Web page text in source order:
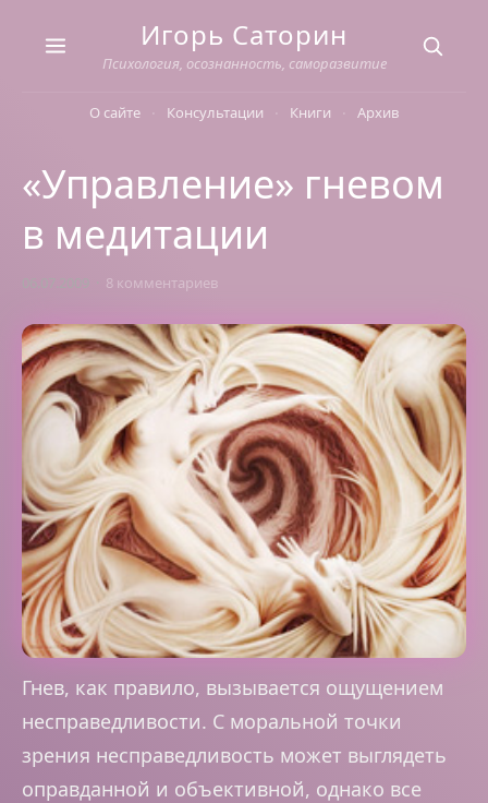
Игорь Саторин
Психология, осознанность, саморазвитие
О сайте Консультации Книги Архив
«Управление» гневом
в медитации
8 комментариев
Гнев, как правило, вызывается ощущением
несправедливости. С моральной точки
зрения несправедливость может выглядеть
оправданной и объективной, однако все